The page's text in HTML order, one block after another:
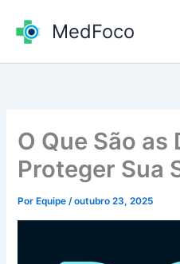
para
conteúdo
MedFoco
O Que São as
Proteger Sua
Por Equipe/outubro 23, 2025